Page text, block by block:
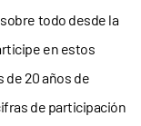
todo desde la
en estos
de 20 años de
de participación